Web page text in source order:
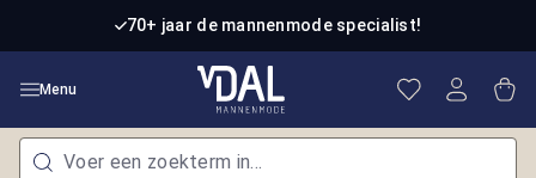
Ga naar de hoofdinhoud70+ jaar de mannenmode specialist!
Menu Je hebt 0